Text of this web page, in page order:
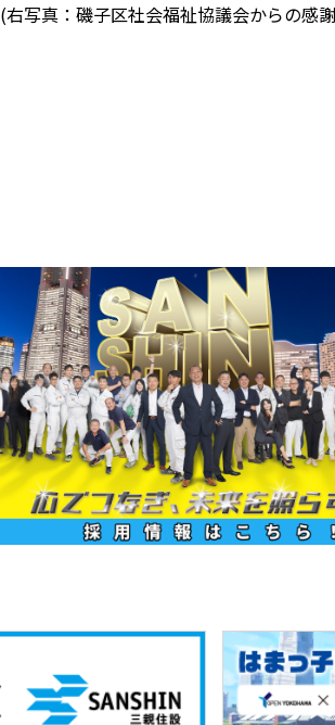
(右写真：磯子区社会福祉協議会からの感